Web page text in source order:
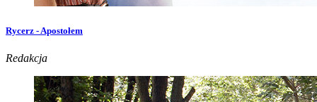
Rycerz - Apostołem
Redakcja